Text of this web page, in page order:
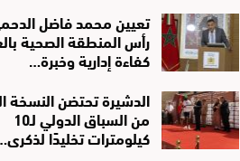
تعيين محمد فاضل
رأس المنطقة الصحية
كفاءة إدارية وخبرة…
الدشيرة تحتضن النسخة
من السباق الدولي لـ10
كيلومترات تخليدًا